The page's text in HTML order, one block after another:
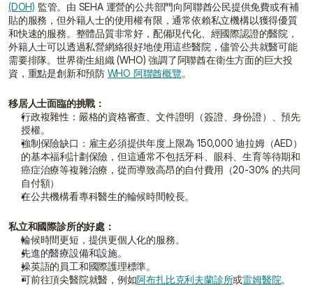
(DOH) 監管。由 SEHA 運營的公共部門向阿聯酋公民提供免費或有補
貼的服務，但外籍人士的使用權有限，通常依賴私立機構以獲得優質
和快速的服務。整體品質非常好，配備現代化、經國際認證的醫院，
外籍人士可以透過私營網絡很好地使用這些醫院，儘管公共就醫可能
需要排隊。世界衛生組織 (WHO) 強調了阿聯酋在衛生方面的巨大投
資，重點是創新和預防 WHO 阿聯酋概覽。
移居人士面臨的挑戰：
行政複雜性：嚴格的資格審查、文件證明（簽證、身份證）、預先
授權。
強制保險缺口：雇主必須提供年度上限為 150,000 迪拉姆（AED）
的基本福利計劃保險，但這通常不包括牙科、眼科、生育等待期和
癌症治療等複雜治療，從而導致高昂的自付費用（20-30% 的共同
自付額）
在公共機構看專科醫生的輪候時間較長。
私立和國際診所的好處：
輪候時間更短，提供更個人化的服務。
先進的醫療設備和設施。
操英語的員工和國際護理標準。
可前往頂尖醫院就醫，例如阿布扎比克利夫蘭診所或雷姆醫院。